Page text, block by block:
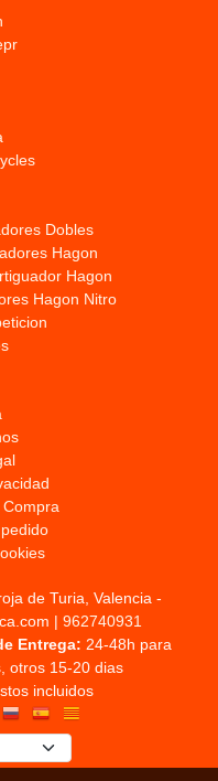
Dobles
Hagon
Hagon
Hagon Nitro
de Turia, Valencia -
| 962740931
Entrega: 24-48h para
otros 15-20 dias
incluidos